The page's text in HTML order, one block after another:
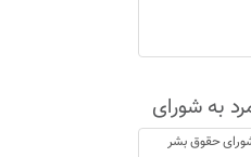
به شورای
رسید